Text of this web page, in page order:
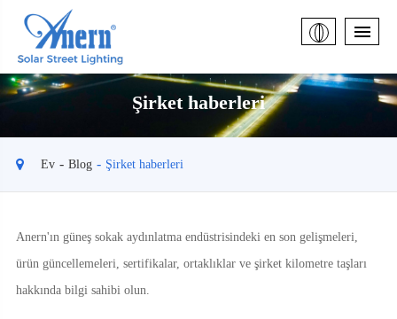
Şirket haberleri
Ev Blog Şirket haberleri
Anern'ın güneş sokak aydınlatma endüstrisindeki en son gelişmeleri,
ürün güncellemeleri, sertifikalar, ortaklıklar ve şirket kilometre taşları
hakkında bilgi sahibi olun.